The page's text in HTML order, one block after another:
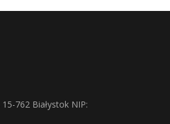
762 Białystok NIP: